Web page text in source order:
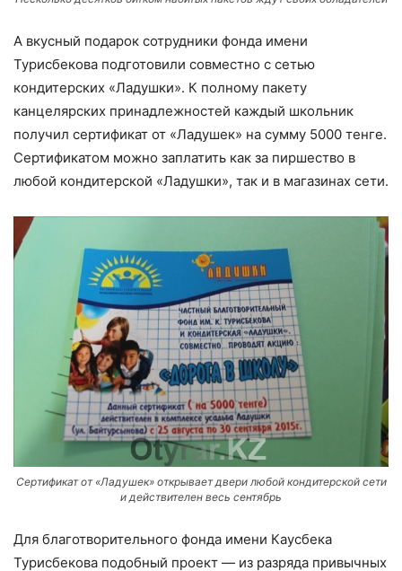
А вкусный подарок сотрудники фонда имени
Турисбекова подготовили совместно с сетью
кондитерских «Ладушки». К полному пакету
канцелярских принадлежностей каждый школьник
получил сертификат от «Ладушек» на сумму 5000 тенге.
Сертификатом можно заплатить как за пиршество в
любой кондитерской «Ладушки», так и в магазинах сети.
Сертификат от «Ладушек» открывает двери любой кондитерской сети
и действителен весь сентябрь
Для благотворительного фонда имени Каусбека
Турисбекова подобный проект — из разряда привычных